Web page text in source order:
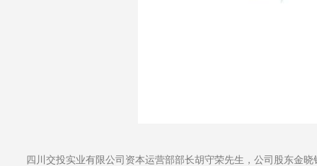
四川交投实业有限公司资本运营部部长胡守荣先生 ，公司股东金